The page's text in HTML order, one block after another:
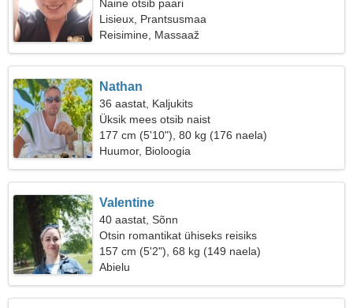
Naine otsib paari
Lisieux, Prantsusmaa
Reisimine, Massaaž
Nathan
36 aastat, Kaljukits
Üksik mees otsib naist
177 cm (5'10"), 80 kg (176 naela)
Huumor, Bioloogia
Valentine
40 aastat, Sõnn
Otsin romantikat ühiseks reisiks
157 cm (5'2"), 68 kg (149 naela)
Abielu